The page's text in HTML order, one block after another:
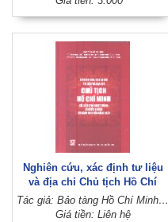
Nghiên cứu, xác định tư liệu
và địa chỉ Chủ tịch Hồ Chí
Minh đã sống và hoạt động ở
nước ngoài từ năm 1911 đến
Tác giả: Bảo tàng Hồ Chí Minh - Sở Văn hóa, Thể thao và Du lịch TP. Hồ Chí Minh - Bảo tàng Hồ Chí Minh tại chi nhánh TP. Hồ Chí Minh
Giá tiền: Liên hệ